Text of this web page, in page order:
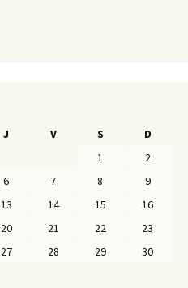
J V S
D
1
2
6 7 8
9
13 14 15
16
20 21 22
23
27 28 29
30